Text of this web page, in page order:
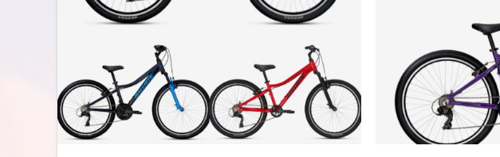
E-TREKKING
E-ALL TERRAIN